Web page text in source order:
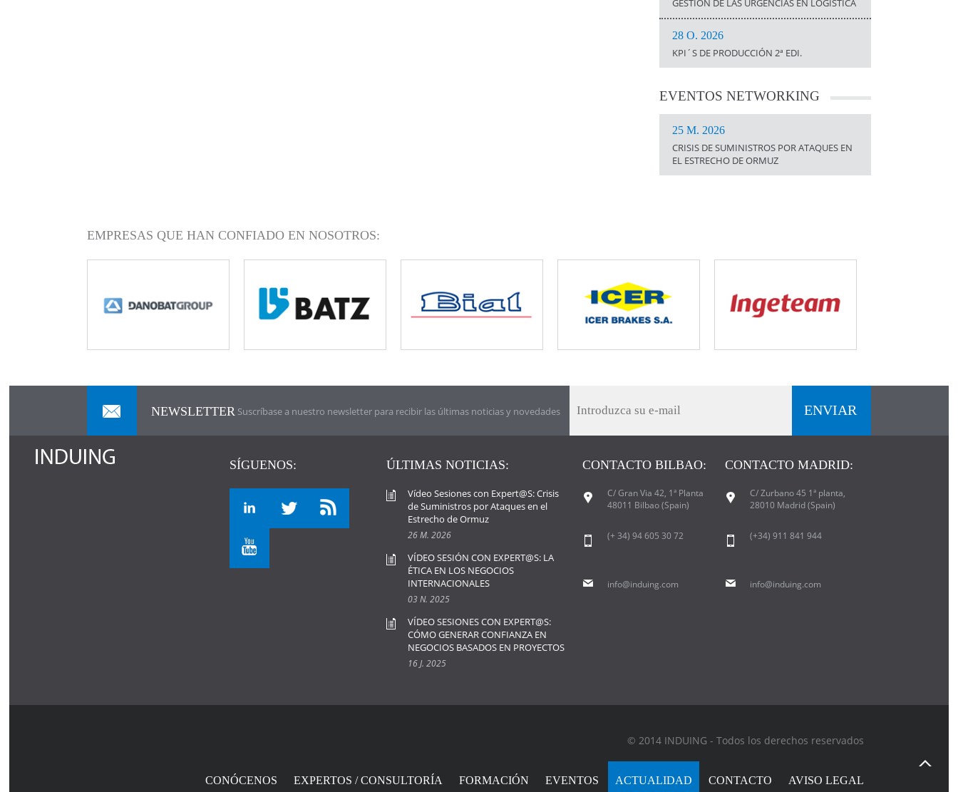
GESTIÓN DE LAS URGENCIAS EN LOGÍSTICA
28 O. 2026
KPI´S DE PRODUCCIÓN 2ª EDI.
EVENTOS NETWORKING
25 M. 2026
CRISIS DE SUMINISTROS POR ATAQUES EN
EL ESTRECHO DE ORMUZ
EMPRESAS QUE HAN CONFIADO EN NOSOTROS:
NEWSLETTER Suscríbase a nuestro newsletter para recibir las últimas noticias y novedades
SÍGUENOS: ÚLTIMAS NOTICIAS:
Vídeo Sesiones con Expert@S: Crisis
de Suministros por Ataques en el
Estrecho de Ormuz
26 M. 2026
VÍDEO SESIÓN CON EXPERT@S: LA
ÉTICA EN LOS NEGOCIOS
INTERNACIONALES
03 N. 2025
VÍDEO SESIONES CON EXPERT@S:
CÓMO GENERAR CONFIANZA EN
NEGOCIOS BASADOS EN PROYECTOS
16 J. 2025
CONTACTO BILBAO:
C/ Gran Via 42, 1ª Planta
48011 Bilbao (Spain)
(+ 34) 94 605 30 72
info@induing.com
CONTACTO MADRID:
C/ Zurbano 45 1ª planta,
28010 Madrid (Spain)
(+34) 911 841 944
info@induing.com
© 2014 INDUING - Todos los derechos reservados
CONÓCENOS EXPERTOS / CONSULTORÍA FORMACIÓN EVENTOS ACTUALIDAD CONTACTO AVISO LEGAL